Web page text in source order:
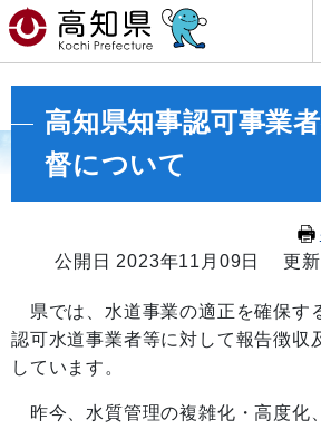
高知県知事認可事業
督について
公開日 2023年11月09日
更
県では、水道事業の適正を確保す
認可水道事業者等に対して報告徴収
しています。
昨今、水質管理の複雑化・高度化